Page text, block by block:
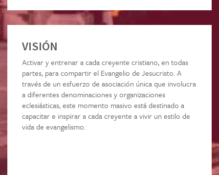
VISIÓN
Activar y entrenar a cada creyente cristiano, en todas
partes, para compartir el Evangelio de Jesucristo. A
través de un esfuerzo de asociación única que involucra
a diferentes denominaciones y organizaciones
eclesiásticas, este momento masivo está destinado a
capacitar e inspirar a cada creyente a vivir un estilo de
vida de evangelismo.